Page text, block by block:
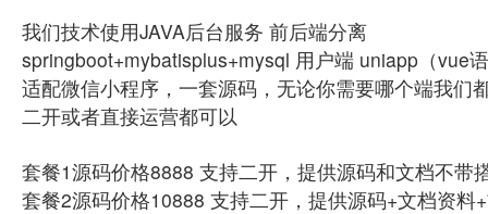
我们技术使用JAVA后台服务 前后端分离
springboot+mybatisplus+mysql 用户端 uniapp（vue
适配微信小程序，一套源码，无论你需要哪个端我
二开或者直接运营都可以
套餐1源码价格8888 支持二开，提供源码和文档不带
套餐2源码价格10888 支持二开，提供源码+文档资料